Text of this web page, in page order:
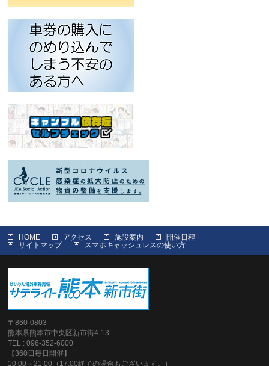
HOME アクセス 施設案内
開催日程
サイトマップ
スマホキャッシュレスの使い方
〒860-0803
熊本県熊本市中央区新市街4-13
TEL : 096-352-6000
【360日毎日開催】
10:00～21:00（17:00終了の場合もございます。）